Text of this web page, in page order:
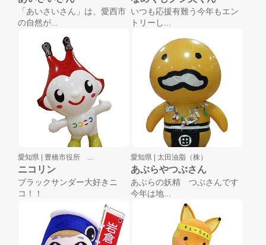
「あいさいさん」は、愛西市
の自然が...
いつも応援有難う今年もエン
トリーし...
愛知県 | 豊橋市役所 ...
ニコリン
ブラックサンダー大好きニ
コ！！
愛知県 | 太田油脂（株）
あぶらやつぶさん
あぶらの妖精 つぶさんです
今年は地...